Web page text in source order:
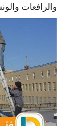
والرافعات